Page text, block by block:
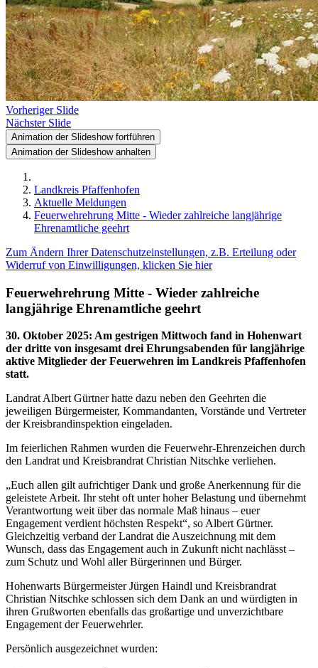
Vorheriger Slide
Nächster Slide
Animation der Slideshow fortführen
Animation der Slideshow anhalten
Landkreis Pfaffenhofen
Aktuelle Meldungen
Feuerwehrehrung Mitte - Wieder zahlreiche langjährige
Ehrenamtliche geehrt
Zum Ändern Ihrer Datenschutzeinstellungen, z.B. Erteilung oder
Widerruf von Einwilligungen, klicken Sie hier
Feuerwehrehrung Mitte - Wieder zahlreiche
langjährige Ehrenamtliche geehrt
30. Oktober 2025: Am gestrigen Mittwoch fand in Hohenwart
der dritte von insgesamt drei Ehrungsabenden für langjährige
aktive Mitglieder der Feuerwehren im Landkreis Pfaffenhofen
statt.
Landrat Albert Gürtner hatte dazu neben den Geehrten die
jeweiligen Bürgermeister, Kommandanten, Vorstände und Vertreter
der Kreisbrandinspektion eingeladen.
Im feierlichen Rahmen wurden die Feuerwehr-Ehrenzeichen durch
den Landrat und Kreisbrandrat Christian Nitschke verliehen.
„Euch allen gilt aufrichtiger Dank und große Anerkennung für die
geleistete Arbeit. Ihr steht oft unter hoher Belastung und übernehmt
Verantwortung weit über das normale Maß hinaus – euer
Engagement verdient höchsten Respekt“, so Albert Gürtner.
Gleichzeitig verband der Landrat die Auszeichnung mit dem
Wunsch, dass das Engagement auch in Zukunft nicht nachlässt –
zum Schutz und Wohl aller Bürgerinnen und Bürger.
Hohenwarts Bürgermeister Jürgen Haindl und Kreisbrandrat
Christian Nitschke schlossen sich dem Dank an und würdigten in
ihren Grußworten ebenfalls das großartige und unverzichtbare
Engagement der Feuerwehrler.
Persönlich ausgezeichnet wurden: